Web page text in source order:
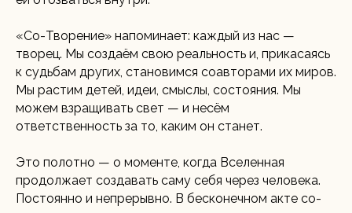
«Со-Творение» напоминает: каждый из нас —
творец. Мы создаём свою реальность и, прикасаясь
к судьбам других, становимся соавторами их миров.
Мы растим детей, идеи, смыслы, состояния. Мы
можем взращивать свет — и несём
ответственность за то, каким он станет.
Это полотно — о моменте, когда Вселенная
продолжает создавать саму себя через человека.
Постоянно и непрерывно. В бесконечном акте со-